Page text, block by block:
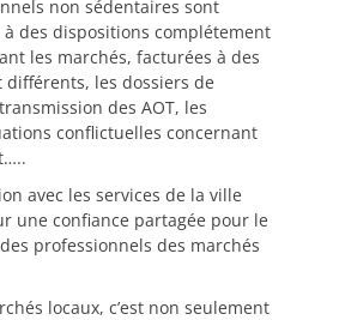
non sédentaires sont
des dispositions complétement
les marchés, facturées à des
les dossiers de
des AOT, les
conflictuelles concernant
avec les services de la ville
une confiance partagée pour le
professionnels des marchés
locaux, c’est non seulement